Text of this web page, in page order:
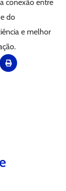
conexão entre
do
e melhor